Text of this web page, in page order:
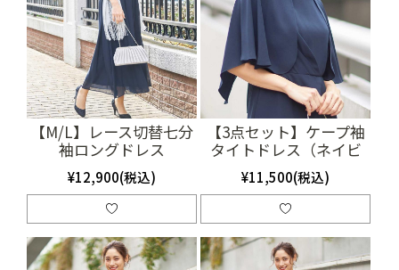
【M/L】レース切替七分
袖ロングドレス
（SET0728）
¥12,900(税込)
【3点セット】ケープ袖
タイトドレス（ネイビ
ー）(SET2018)
¥11,500(税込)